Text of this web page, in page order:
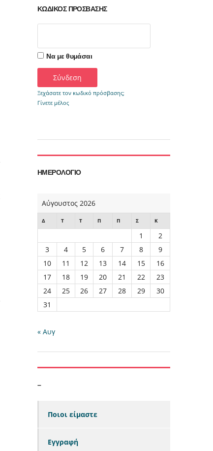
ΚΩΔΙΚΌΣ ΠΡΌΣΒΑΣΗΣ
Να με θυμάσαι
Ξεχάσατε τον κωδικό πρόσβασης;
Γίνετε μέλος
ΗΜΕΡΟΛΌΓΙΟ
Αύγουστος 2026
Δ Τ Τ Π Π Σ Κ
1
2
3
4 5 6 7 8
9
10
11 12 13 14 15
16
17
18 19 20 21 22
23
24
25 26 27 28 29
30
31
« Αυγ
–
Ποιοι είμαστε
Εγγραφή